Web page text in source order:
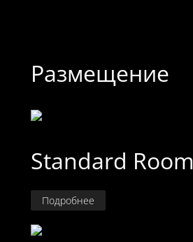
Размещение
Standard Room
Подробнее